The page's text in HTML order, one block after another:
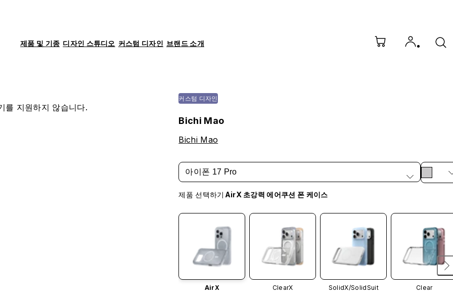
제품 및 기종 디자인 스튜디오 커스텀 디자인 브랜드 소개
를 지원하지 않습니다.
커스텀 디자인
Bichi Mao
Bichi Mao
아이폰 17 Pro
제품 선택하기 AirX 초강력 에어쿠션 폰 케이스
AirX ClearX SolidX/SolidSuit Clear